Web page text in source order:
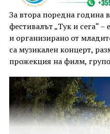
За втора поредна година
фестивалът „Тук и сега“
и организирано от
са музикален концерт,
прожекция на филм,